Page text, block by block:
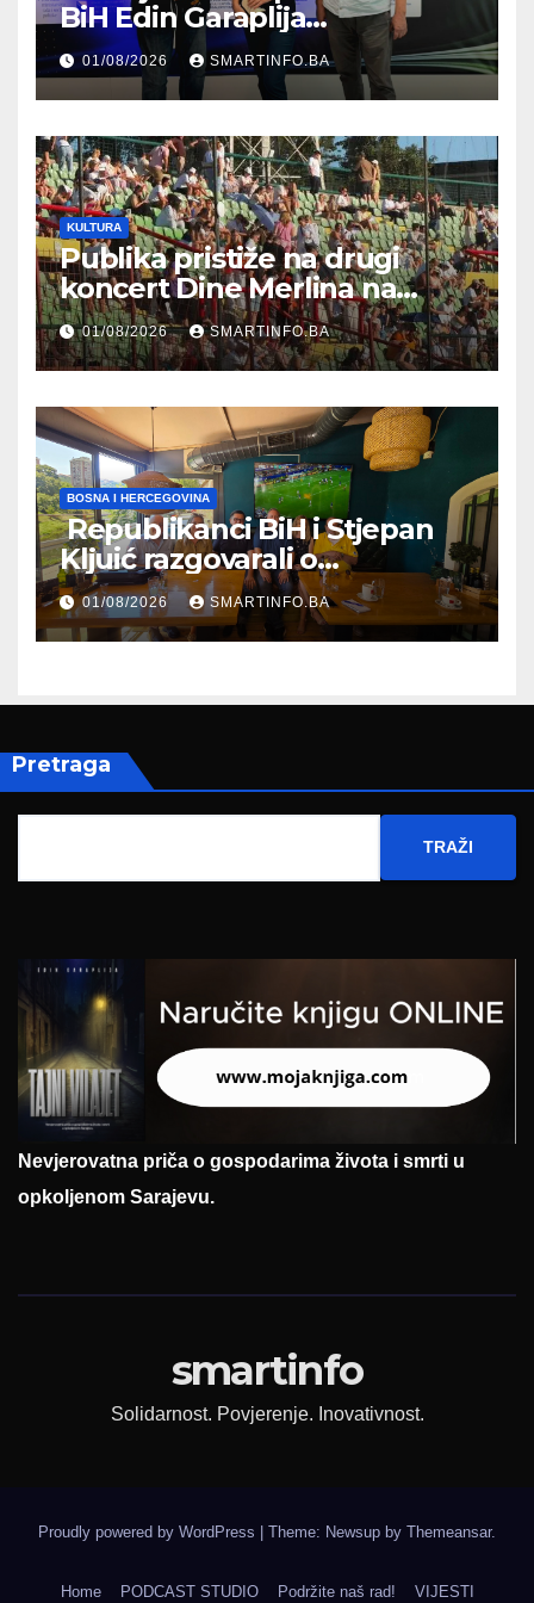
BiH Edin Garaplija
prisustvovao prezentaciji
Federalnog sajma
zapošljavanja
01/08/2026 SMARTINFO.BA
KULTURA
Publika pristiže na drugi
koncert Dine Merlina na
Koševu
01/08/2026 SMARTINFO.BA
BOSNA I HERCEGOVINA
Republikanci BiH i Stjepan
Kljuić razgovarali o
evropskom putu Bosne i
Hercegovine
01/08/2026 SMARTINFO.BA
Pretraga
TRAŽI
Nevjerovatna priča o gospodarima života i smrti u
opkoljenom Sarajevu.
smartinfo
Solidarnost. Povjerenje. Inovativnost.
Proudly powered by WordPress Theme: Newsup by Themeansar.
Home PODCAST STUDIO Podržite naš rad! VIJESTI